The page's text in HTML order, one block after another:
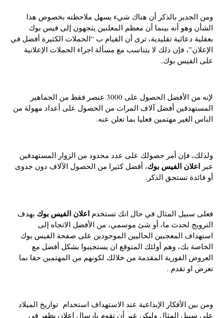
ومن الجدير بالذكر أن هناك شيء يسهل ملاحظته بخصوص هذا
الشأن وهو أنه بينما أن معظم المعلنين يتجهون إلى فيس بوك
بعقلية دعائية تقليدية، ترى أن القيام ب “الحملات الكثيرة أفضل في
الإعلان”، فإن ذلك لا يتناسب مع مسألة اجراء الحملات الإعلانية
على الفيس بوك.
لإنه من الأفضل الحصول على 3000 عنصر فقط من الجماهير
المستهدفين أفضل آلاف المرات من الحصول على أعداد مهولة من
الناس الغير مهتمين فعليا بما تعلن عنه.
ولذلك، فإن أمر حصولك على عدد محدود من الزوار المستهدفين
عبراعلان الفيس بوك، أفضل كثيرا من الحصول الآلاف دون جدوى
أو فائدة تستحق الذكر.
فعلى سبيل المثال في حال انك تستخدماعلان الفيس بوكبهدف
الترويج لحدث ما، أو شئ موسمي، من الأفضل الاتجاه إلى
استهداف المعجبين الحاليين الموجودين على صفحة الفيس بوك
الخاصة بك، وهم أولئك المتوقع ان يستجيبوا بشكل أفضل مع
العروض الفورية المقدمة من خلالك لكونهم من المهتمين حقا بما
تعرض او تقدم .
ومن بين الأفكار الإبداعية عند الاستهداف استخدام تواريخ الميلاد
على سبيل المثال وليكن عبر أن تقوم بإرسال إعلان يظهر في